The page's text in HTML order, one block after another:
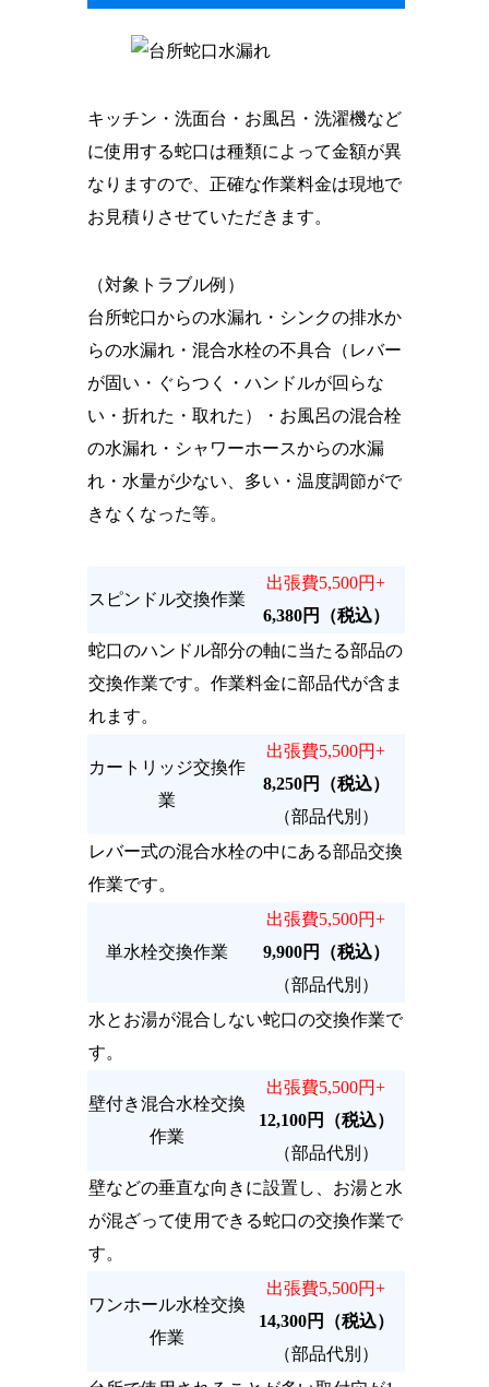
キッチン・洗面台・お風呂・洗濯機など
に使用する蛇口は種類によって金額が異
なりますので、正確な作業料金は現地で
お見積りさせていただきます。
（対象トラブル例）
台所蛇口からの水漏れ・シンクの排水か
らの水漏れ・混合水栓の不具合（レバー
が固い・ぐらつく・ハンドルが回らな
い・折れた・取れた）・お風呂の混合栓
の水漏れ・シャワーホースからの水漏
れ・水量が少ない、多い・温度調節がで
きなくなった等。
スピンドル交換作業
出張費5,500円+
6,380円（税込）
蛇口のハンドル部分の軸に当たる部品の
交換作業です。作業料金に部品代が含ま
れます。
カートリッジ交換作
業
出張費5,500円+
8,250円（税込）
（部品代別）
レバー式の混合水栓の中にある部品交換
作業です。
単水栓交換作業
出張費5,500円+
9,900円（税込）
（部品代別）
水とお湯が混合しない蛇口の交換作業で
す。
壁付き混合水栓交換
作業
出張費5,500円+
12,100円（税込）
（部品代別）
壁などの垂直な向きに設置し、お湯と水
が混ざって使用できる蛇口の交換作業で
す。
ワンホール水栓交換
作業
出張費5,500円+
14,300円（税込）
（部品代別）